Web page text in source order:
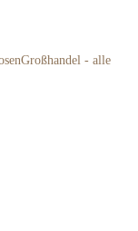
- alle